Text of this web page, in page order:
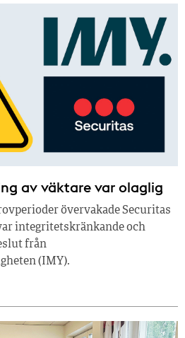
av väktare var olaglig
övervakade Securitas
integritetskränkande och
från
(IMY).